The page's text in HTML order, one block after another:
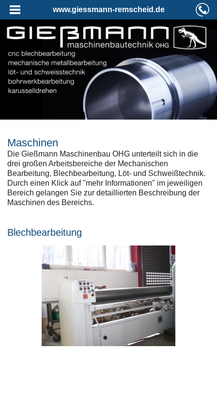
www.giessmann-remscheid.de
Maschinen
Die Gießmann Maschinenbau OHG unterteilt sich in die
drei großen Arbeitsbereiche der Mechanischen
Bearbeitung, Blechbearbeitung, Löt- und Schweißtechnik.
Durch einen Klick auf "mehr Informationen" im jeweiligen
Bereich gelangen Sie zur detaillierten Beschreibung der
Maschinen des Bereichs.
Blechbearbeitung